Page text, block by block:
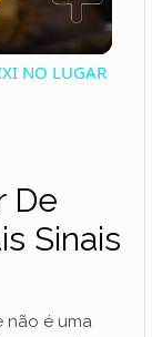
NO LUGAR
De
Sinais
não é uma